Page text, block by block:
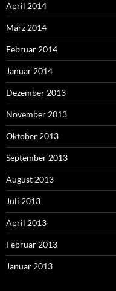
April 2014
März 2014
Februar 2014
Januar 2014
Dezember 2013
November 2013
Oktober 2013
September 2013
August 2013
Juli 2013
April 2013
Februar 2013
Januar 2013